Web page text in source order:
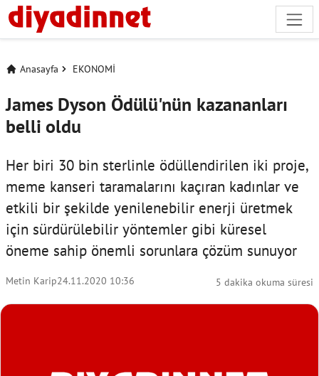
Anasayfa EKONOMİ
James Dyson Ödülü'nün kazananları
belli oldu
Her biri 30 bin sterlinle ödüllendirilen iki proje,
meme kanseri taramalarını kaçıran kadınlar ve
etkili bir şekilde yenilenebilir enerji üretmek
için sürdürülebilir yöntemler gibi küresel
öneme sahip önemli sorunlara çözüm sunuyor
Metin Karip24.11.2020 10:36 5 dakika okuma süresi